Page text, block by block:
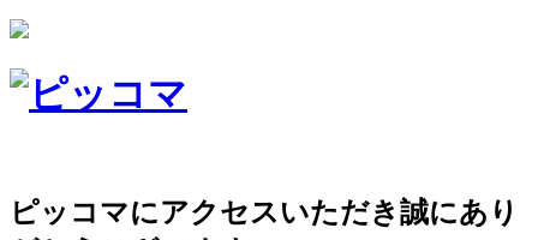
ピッコマにアクセスいただき誠にあり